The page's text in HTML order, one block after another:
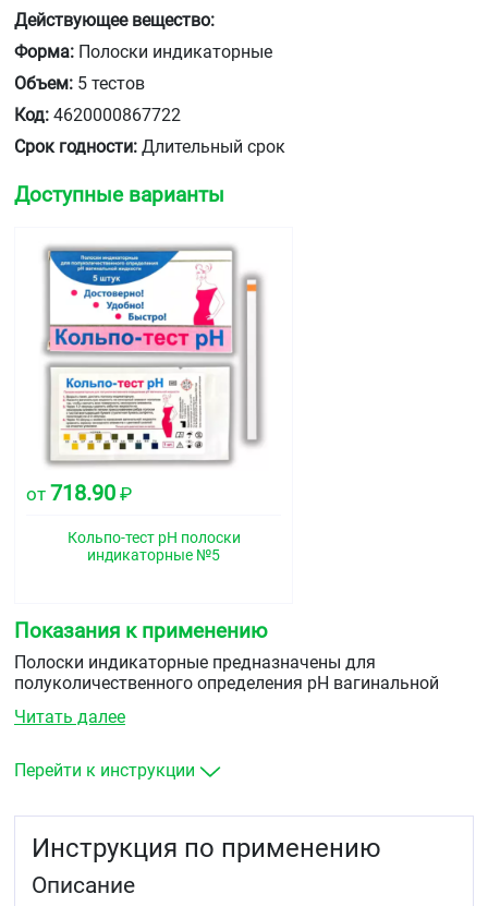
Действующее вещество:
Форма: Полоски индикаторные
Объем: 5 тестов
Код: 4620000867722
Срок годности: Длительный срок
Доступные варианты
от 718.90 ₽
Кольпо-тест pН полоски
индикаторные №5
Показания к применению
Полоски индикаторные предназначены для
полуколичественного определения pH вагинальной
домашних условиях (для экспресс-анализа
Читать далее
Перейти к инструкции
Инструкция по применению
Описание